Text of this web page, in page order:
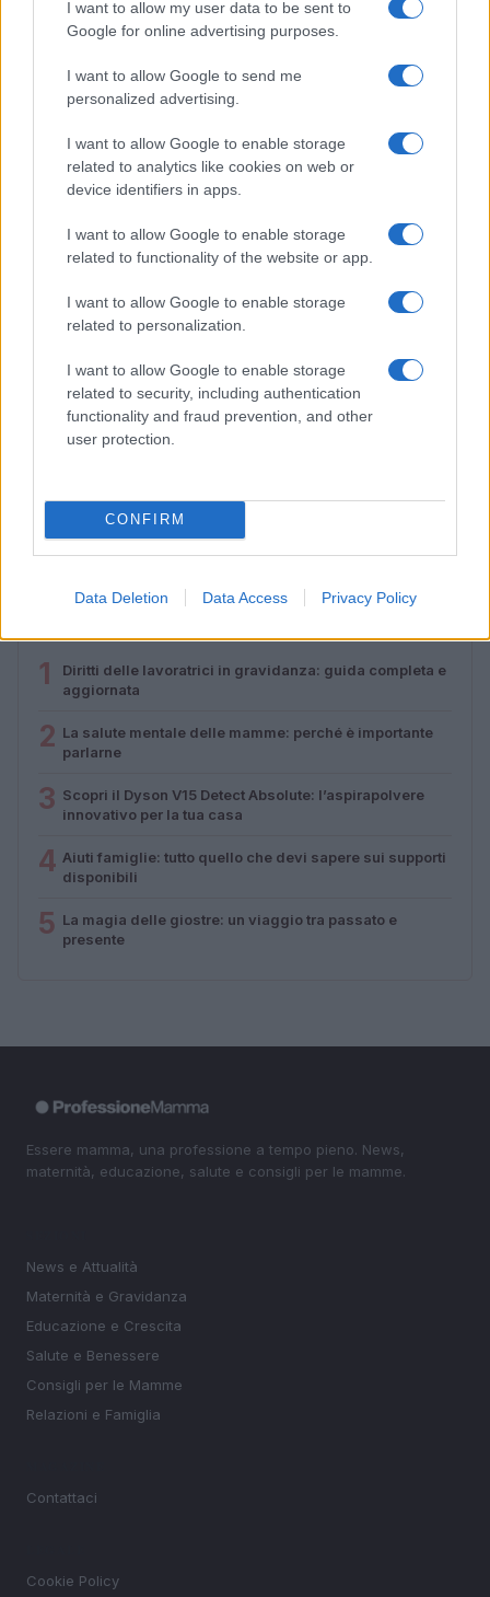
I want to allow my user data to be sent to
Google for online advertising purposes.
I want to allow Google to send me
personalized advertising.
I want to allow Google to enable storage
related to analytics like cookies on web or
device identifiers in apps.
I want to allow Google to enable storage
related to functionality of the website or app.
I want to allow Google to enable storage
related to personalization.
I want to allow Google to enable storage
related to security, including authentication
functionality and fraud prevention, and other
user protection.
CONFIRM
Data Deletion Data Access Privacy Policy
Codacons denuncia: i problemi che affliggono la Sicilia
tra carburanti, spiagge e incendi
NEWS E ATTUALITÀ
incontrano in Calabria
Camilla Pellegrini · 16 Lug 2026
1
Diritti delle lavoratrici in gravidanza: guida completa e
aggiornata
2 La salute mentale delle mamme: perché è importante
parlarne
3 Scopri il Dyson V15 Detect Absolute: l’aspirapolvere
innovativo per la tua casa
4 Aiuti famiglie: tutto quello che devi sapere sui supporti
disponibili
5 La magia delle giostre: un viaggio tra passato e
presente
Essere mamma, una professione a tempo pieno. News,
maternità, educazione, salute e consigli per le mamme.
News e Attualità
Maternità e Gravidanza
Educazione e Crescita
Salute e Benessere
Consigli per le Mamme
Relazioni e Famiglia
Contattaci
Cookie Policy